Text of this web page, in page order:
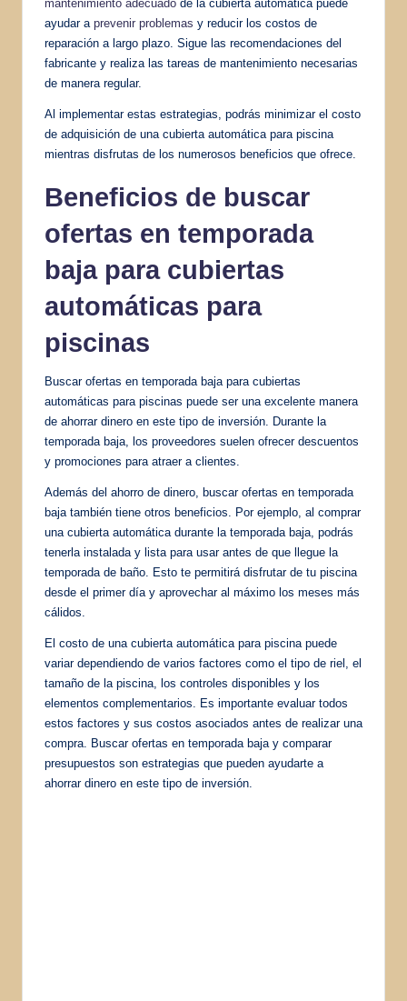
mantenimiento adecuado de la cubierta automática puede
ayudar a prevenir problemas y reducir los costos de
reparación a largo plazo. Sigue las recomendaciones del
fabricante y realiza las tareas de mantenimiento necesarias
de manera regular.
Al implementar estas estrategias, podrás minimizar el costo
de adquisición de una cubierta automática para piscina
mientras disfrutas de los numerosos beneficios que ofrece.
Beneficios de buscar
ofertas en temporada
baja para cubiertas
automáticas para
piscinas
Buscar ofertas en temporada baja para cubiertas
automáticas para piscinas puede ser una excelente manera
de ahorrar dinero en este tipo de inversión. Durante la
temporada baja, los proveedores suelen ofrecer descuentos
y promociones para atraer a clientes.
Además del ahorro de dinero, buscar ofertas en temporada
baja también tiene otros beneficios. Por ejemplo, al comprar
una cubierta automática durante la temporada baja, podrás
tenerla instalada y lista para usar antes de que llegue la
temporada de baño. Esto te permitirá disfrutar de tu piscina
desde el primer día y aprovechar al máximo los meses más
cálidos.
El costo de una cubierta automática para piscina puede
variar dependiendo de varios factores como el tipo de riel, el
tamaño de la piscina, los controles disponibles y los
elementos complementarios. Es importante evaluar todos
estos factores y sus costos asociados antes de realizar una
compra. Buscar ofertas en temporada baja y comparar
presupuestos son estrategias que pueden ayudarte a
ahorrar dinero en este tipo de inversión.